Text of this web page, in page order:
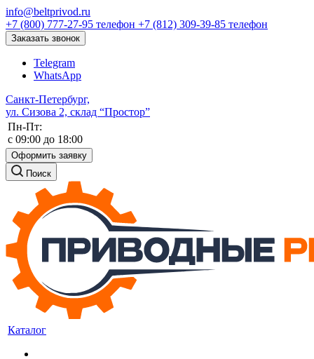
info@beltprivod.ru
+7 (800) 777-27-95 телефон +7 (812) 309-39-85 телефон
Заказать звонок
Telegram
WhatsApp
Санкт-Петербург,
ул. Сизова 2, склад “Простор”
Пн-Пт:
c 09:00 до 18:00
Оформить заявку
Поиск
Каталог